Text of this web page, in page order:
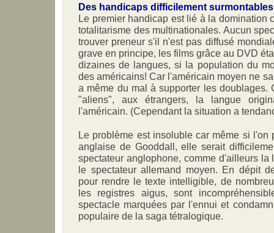
Des handicaps difficilement
Le premier handicap est lié à la domination
totalitarisme des multinationales. Aucun
trouver preneur s'il n'est pas diffusé
grave en principe, les films grâce au DVD
dizaines de langues, si la population du
des américains! Car l'américain moyen ne
a même du mal à supporter les doublages.
"aliens", aux étrangers, la langue
l'américain. (Cependant la situation a
Le problème est insoluble car même si l'on
anglaise de Gooddall, elle serait
spectateur anglophone, comme d'ailleurs
le spectateur allemand moyen. En dépit
pour rendre le texte intelligible, de
les registres aigus, sont
spectacle marquées par l'ennui et
populaire de la saga tétralogique.